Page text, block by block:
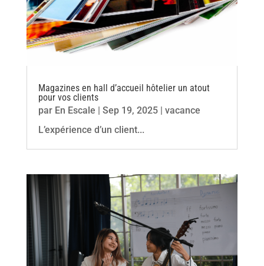
Magazines en hall d’accueil hôtelier un atout
pour vos clients
par En Escale Sep 19, 2025| vacance
L’expérience d’un client...